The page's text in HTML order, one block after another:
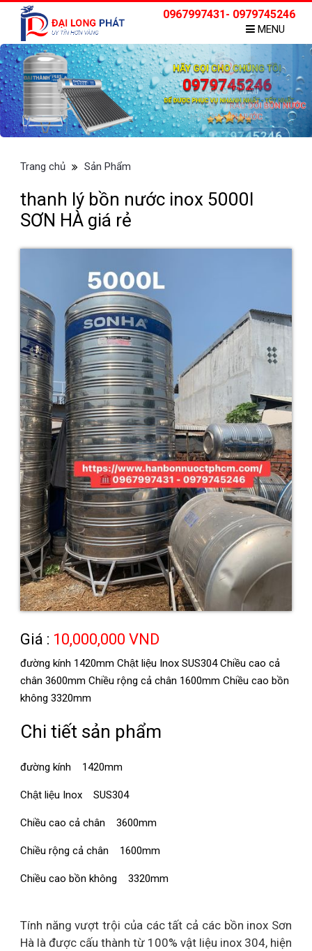
0967997431- 0979745246
MENU
Trang chủ Sản Phẩm
thanh lý bồn nước inox 5000l
SƠN HÀ giá rẻ
Giá : 10,000,000 VND
đường kính 1420mm Chật liệu Inox SUS304 Chiều cao cả
chân 3600mm Chiều rộng cả chân 1600mm Chiều cao bồn
không 3320mm
Chi tiết sản phẩm
đường kính 1420mm
Chật liệu Inox SUS304
Chiều cao cả chân 3600mm
Chiều rộng cả chân 1600mm
Chiều cao bồn không 3320mm
Tính năng vượt trội của các tất cả các bồn inox Sơn
Hà là được cấu thành từ 100% vật liệu inox 304, hiện